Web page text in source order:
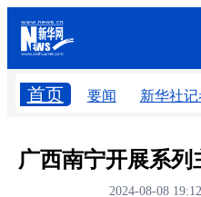
首页 要闻 新华社
网
要闻 新华社
广西南宁开展系
2024-08-08